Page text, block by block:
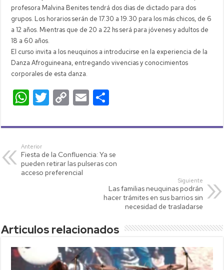
profesora Malvina Benites tendrá dos dias de dictado para dos
grupos. Los horarios serán de 17.30 a 19.30 para los más chicos, de 6
a 12 años. Mientras que de 20 a 22 hs será para jóvenes y adultos de
18 a 60 años.
El curso invita a los neuquinos a introducirse en la experiencia de la
Danza Afroguineana, entregando vivencias y conocimientos
corporales de esta danza.
W
at
s
A
p
T
tt
C
p
Li
nk
E
ail m
ar
Anterior
Fiesta de la Confluencia: Ya se
pueden retirar las pulseras con
acceso preferencial
Siguiente
Las familias neuquinas podrán
hacer trámites en sus barrios sin
necesidad de trasladarse
Articulos relacionados